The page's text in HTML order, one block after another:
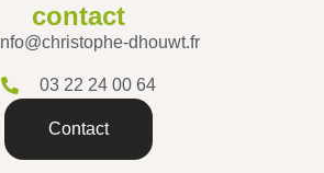
contact
Info@christophe-dhouwt.fr
03 22 24 00 64
Contact